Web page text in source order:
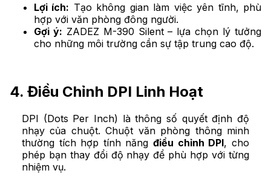
Lợi ích: Tạo không gian làm việc yên tĩnh, phù
hợp với văn phòng đông người.
Gợi ý: ZADEZ M-390 Silent – lựa chọn lý tưởng
cho những môi trường cần sự tập trung cao độ.
4. Điều Chỉnh DPI Linh Hoạt
DPI (Dots Per Inch) là thông số quyết định độ
nhạy của chuột. Chuột văn phòng thông minh
thường tích hợp tính năngđiều chỉnh DPI, cho
phép bạn thay đổi độ nhạy để phù hợp với từng
nhiệm vụ.